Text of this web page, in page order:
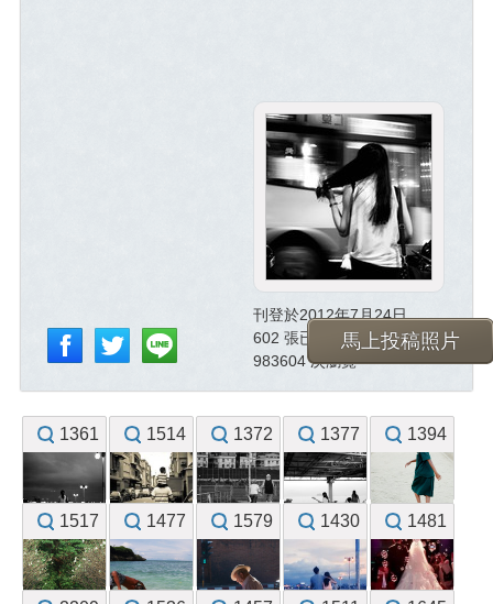
馬上投稿照片
刊登於2012年7月24日
602 張已投稿照片
983604 次瀏覽
1361 1514 1372 1377 1394
1517 1477 1579 1430 1481